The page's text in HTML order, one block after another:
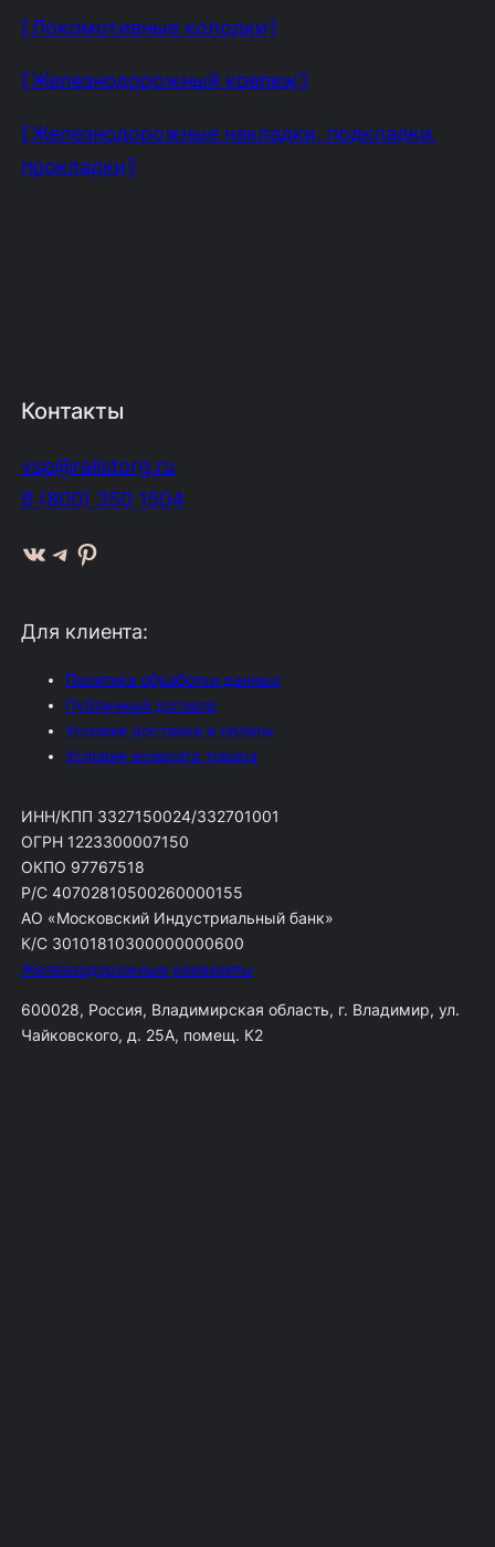
⟦Локомотивные колодки⟧
⟦Железнодорожный крепеж⟧
⟦Железнодорожные накладки, подкладки,
прокладки⟧
Контакты
vsp@railstorg.ru
8 (800) 350 1504
ВКонтакте Telegram Pinterest
Для клиента:
Политика обработки данных
Публичный договор
Условия доставки и оплаты
Условия возврата товара
ИНН/КПП 3327150024/332701001
ОГРН 1223300007150
ОКПО 97767518
Р/С 40702810500260000155
АО «Московский Индустриальный банк»
К/С 30101810300000000600
Железнодорожные реквизиты
600028, Россия, Владимирская область, г. Владимир, ул.
Чайковского, д. 25А, помещ. К2